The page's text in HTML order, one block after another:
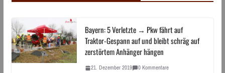
Bayern: 5 Verletzte → Pkw fährt auf
Traktor-Gespann auf und bleibt schräg auf
zerstörtem Anhänger hängen
21. Dezember 2019 0 Kommentare